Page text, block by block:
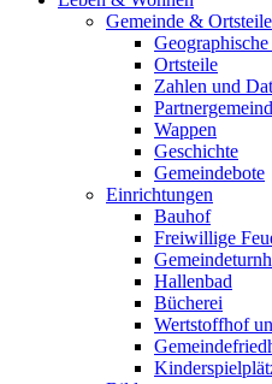
Gemeinde & Ortsteile
Ortsteile
Zahlen und
Wappen
Geschichte
Gemeindebote
Einrichtungen
Bauhof
Freiwillige
Hallenbad
Bücherei
Wertstoffhof